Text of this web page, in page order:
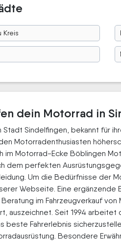
Kreis
dein Motorrad in
Stadt Sindelfingen, bekannt für
Motorradenthusiasten
im Motorrad-Ecke Böblingen
dem perfekten
Um die Bedürfnisse der
Webseite. Eine
im Fahrzeugverkauf
auszeichnet. Seit 1994
beste Fahrerlebnis
Besondere